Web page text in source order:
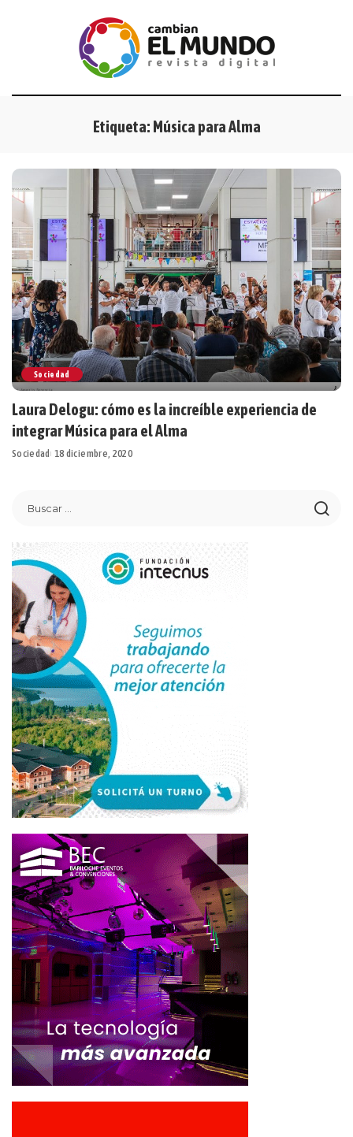
Etiqueta: Música para Alma
Sociedad
Laura Delogu: cómo es la increíble experiencia de
integrar Música para el Alma
Sociedad 18 diciembre, 2020